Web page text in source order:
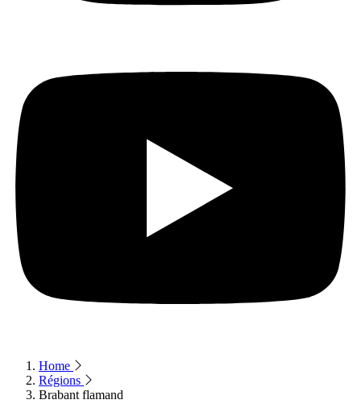
Home
Régions
Brabant flamand